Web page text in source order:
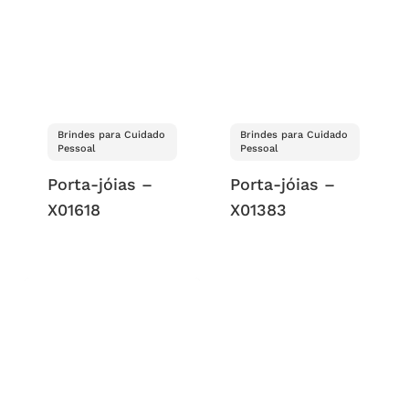
Brindes para Cuidado
Pessoal
Porta-jóias –
X01618
Brindes para Cuidado
Pessoal
Porta-jóias –
X01383